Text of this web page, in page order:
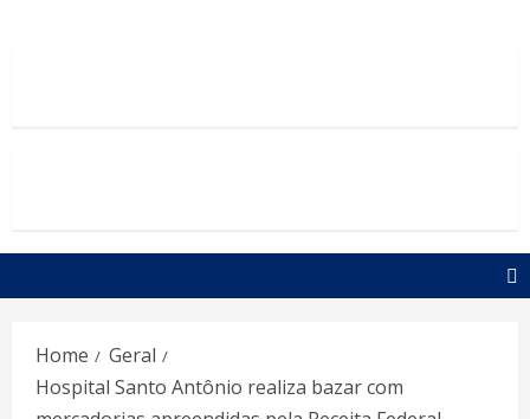
Home
Geral
Hospital Santo Antônio realiza bazar com